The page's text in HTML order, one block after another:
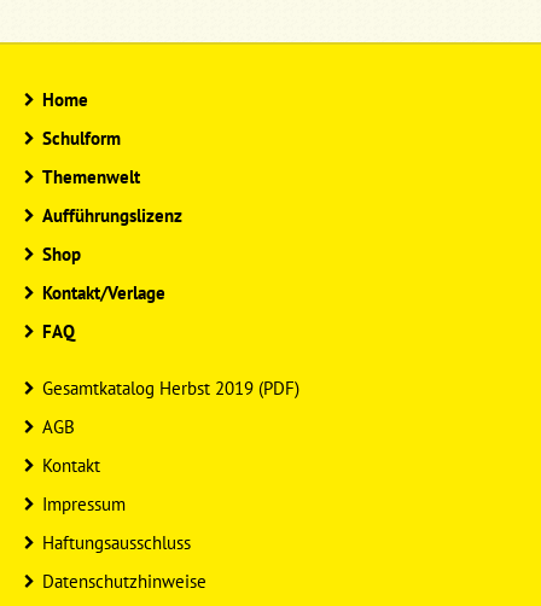
Home
Schulform
Themenwelt
Aufführungslizenz
Shop
Kontakt/Verlage
FAQ
Gesamtkatalog Herbst 2019 (PDF)
AGB
Kontakt
Impressum
Haftungsausschluss
Datenschutzhinweise